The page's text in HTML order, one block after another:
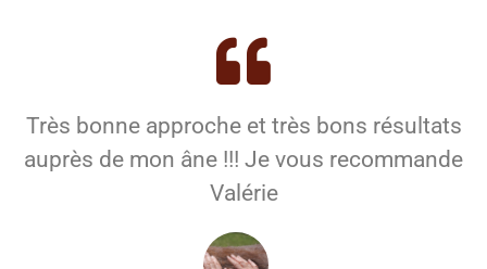
Très bonne approche et très bons résultats
auprès de mon âne !!! Je vous recommande
Valérie